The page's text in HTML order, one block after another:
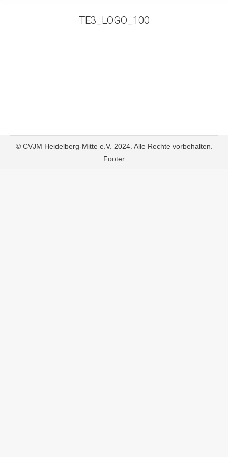
TE3_LOGO_100
© CVJM Heidelberg-Mitte e.V. 2024. Alle Rechte vorbehalten.
Footer